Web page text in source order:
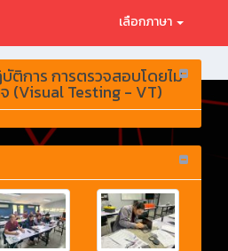
เลือกภาษา
ติการ การตรวจสอบโดยไม่
(Visual Testing - VT)